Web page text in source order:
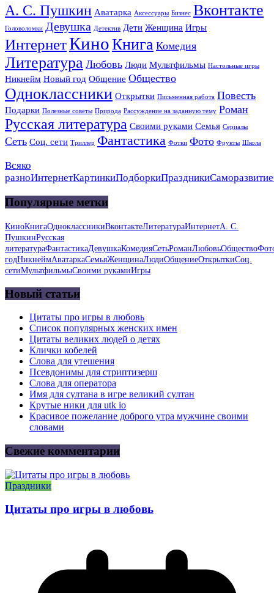
А. С. Пушкин Аватарка Аксессуары Бизнес Вконтакте
Головоломки Девушка Детектив Дети Женщина Игры
ИнтернетКиноКнига Комедия
Литература Любовь Люди Мультфильмы Настольные игры
Никнейм Новый год Общение Общество
Одноклассники Открытки Письменная работа Повесть
Подарки Полезные советы Природа Рассуждение на заданную тему Роман
Русская литература Своими руками Семья Сериалы
Сеть Соц. сети Триллер Фантастика Фотки Фото Фрукты Школа
Всяко
разноИнтернетКартинкиПодборкиПраздникиСаморазвитие
Популярные метки
КиноКнигаОдноклассникиВконтактеЛитератураИнтернетА. С.
ПушкинРусская
литератураФантастикаДевушкаКомедияСетьРоманЛюбовьОбщество
годНикнеймАватаркаСемьяЖенщинаЛюдиОбщениеОткрыткиСоц.
сетиМультфильмыСвоими рукамиИгры
Новый статьи
Цитаты про игры в любовь
Список популярных женских имен
Цитаты великих людей о детях
Клички кобелей
Слова для утешения
Псевдонимы для стриптизерш
Слова для оператора
Имя для султана в игре великий султан
Крутые ники для utk io
Красивое пожелание доброго утра мужчине своими
словами
Свежие комментарии
Праздники
Цитаты про игры в любовь